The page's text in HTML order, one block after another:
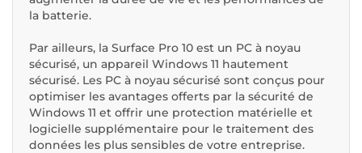
la batterie.
Par ailleurs, la Surface Pro 10 est un PC à noyau
sécurisé, un appareil Windows 11 hautement
sécurisé. Les PC à noyau sécurisé sont conçus pour
optimiser les avantages offerts par la sécurité de
Windows 11 et offrir une protection matérielle et
logicielle supplémentaire pour le traitement des
données les plus sensibles de votre entreprise.